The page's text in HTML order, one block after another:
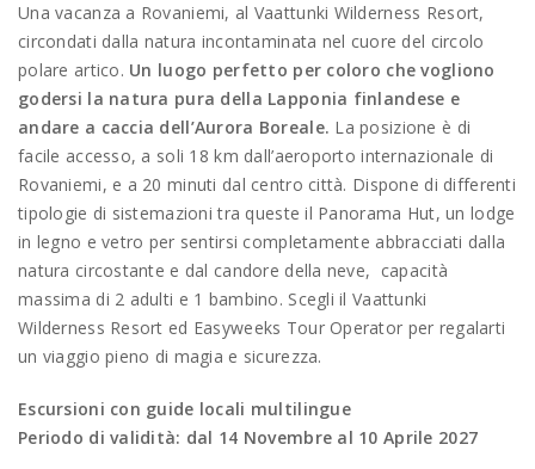
Una vacanza a Rovaniemi, al Vaattunki Wilderness Resort,
circondati dalla natura incontaminata nel cuore del circolo
polare artico. Un luogo perfetto per coloro che vogliono
godersi la natura pura della Lapponia finlandese e
andare a caccia dell’Aurora Boreale. La posizione è di
facile accesso, a soli 18 km dall’aeroporto internazionale di
Rovaniemi, e a 20 minuti dal centro città. Dispone di differenti
tipologie di sistemazioni tra queste il Panorama Hut, un lodge
in legno e vetro per sentirsi completamente abbracciati dalla
natura circostante e dal candore della neve, capacità
massima di 2 adulti e 1 bambino. Scegli il Vaattunki
Wilderness Resort ed Easyweeks Tour Operator per regalarti
un viaggio pieno di magia e sicurezza.
Escursioni con guide locali multilingue
Periodo di validità: dal 14 Novembre al 10 Aprile 2027